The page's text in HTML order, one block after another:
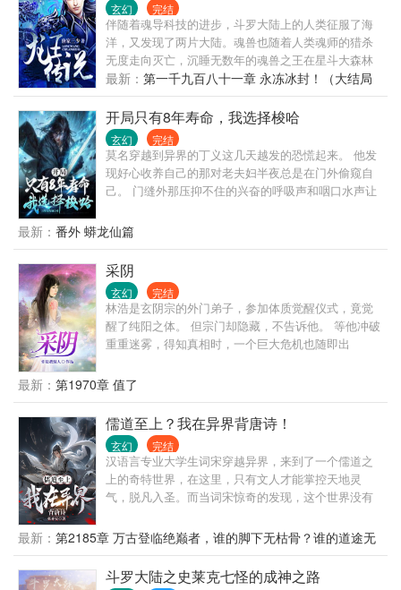
玄幻 完结
伴随着魂导科技的进步，斗罗大陆上的人类征服了海
洋，又发现了两片大陆。魂兽也随着人类魂师的猎杀
无度走向灭亡，沉睡无数年的魂兽之王在星斗大森林
最后的净土苏醒，它要带领仅存的族人，向人类复
仇！唐舞麟立志要成为一名强大的魂师，可当武魂觉
醒时，苏醒的，却是……旷世之才，龙王之争，我们
的龙王传说，将由此开始。
最新： 第一千九百八十一章 永冻冰封！（大结局
附后记）
开局只有8年寿命，我选择梭哈
玄幻 完结
莫名穿越到异界的丁义这几天越发的恐慌起来。 他发
现好心收养自己的那对老夫妇半夜总是在门外偷窥自
己。 门缝外那压抑不住的兴奋的呼吸声和咽口水声让
己。 想逃离这里的丁义，却又发现这里正值王朝末
年，邪祟横生，就此陷入绝望的丁义忽然发现自己可
以耗费生命强化万物。 消耗一个月寿命，强化木板成
为精致的机关弩！ 消耗两个月寿命，强化坑洞成为精
致的陷阱！ 梭哈！梭哈！！给老子强化这堆画满小人
的草纸！！ 强化成功，恭喜你获得武学！！
最新： 番外 蟒龙仙篇
采阴
玄幻 完结
林浩是玄阴宗的外门弟子，参加体质觉醒仪式，竟觉
醒了纯阳之体。 但宗门却隐藏，不告诉他。 等他冲破
重重迷雾，得知真相时，一个巨大危机也随即出
最新： 第1970章 值了
儒道至上？我在异界背唐诗！
玄幻 完结
汉语言专业大学生词宋穿越异界，来到了一个儒道之
上的奇特世界，在这里，只有文人才能掌控天地灵
气，脱凡入圣。而当词宋惊奇的发现，这个世界没有
言，这无疑是最好的时代。 爽文，日更，带脑慎入，
看文不就图个乐？
最新： 第2185章 万古登临绝巅者，谁的脚下无枯骨？谁的道途无
牺牲？
斗罗大陆之史莱克七怪的成神之路